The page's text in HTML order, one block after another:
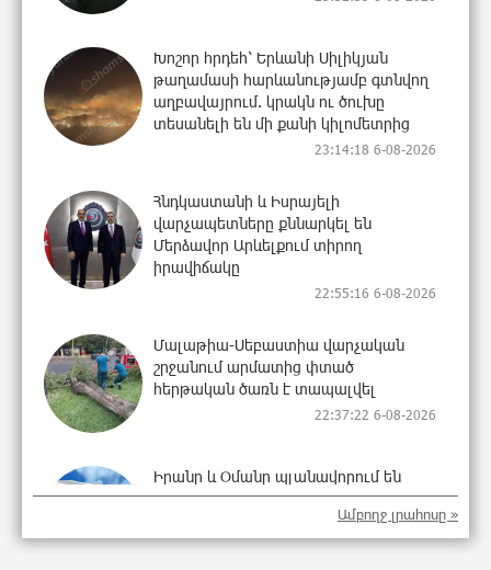
Խոշոր հրդեհ՝ Երևանի Սիլիկյան
թաղամասի հարևանությամբ գտնվող
աղբավայրում. կրակն ու ծուխը
տեսանելի են մի քանի կիլոմետրից
23:14:18 6-08-2026
Հնդկաստանի և Իսրայելի
վարչապետները քննարկել են
Մերձավոր Արևելքում տիրող
իրավիճակը
22:55:16 6-08-2026
Մալաթիա-Սեբաստիա վարչական
շրջանում արմատից փտած
հերթական ծառն է տապալվել
22:37:22 6-08-2026
Իրանը և Օմանը պլանավորում են
փոխել Հորմուզի նեղուցի
նավագնացության կառուցվածքը
22:19:14 6-08-2026
Ամբողջ լրահոսը »